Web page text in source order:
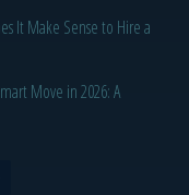
It Make Sense to Hire a
Move in 2026: A